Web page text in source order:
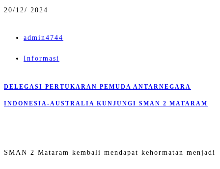
20/ 12/ 2024
admin4744
Informasi
DELEGASI PERTUKARAN PEMUDA ANTARNEGARA
INDONESIA-AUSTRALIA KUNJUNGI SMAN 2 MATARAM
SMAN 2 Mataram kembali mendapat kehormatan menjadi